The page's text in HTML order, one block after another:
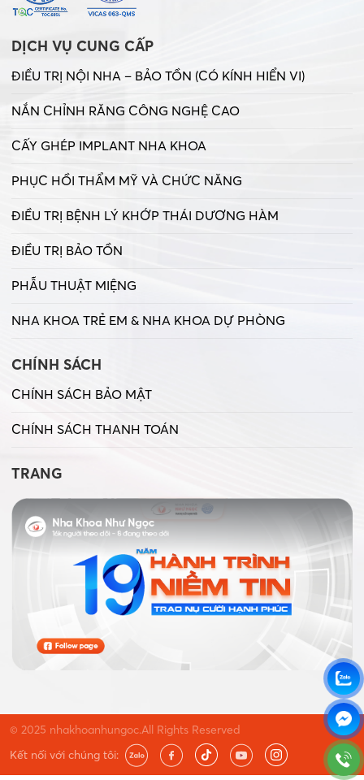
DỊCH VỤ CUNG CẤP
ĐIỀU TRỊ NỘI NHA – BẢO TỒN (CÓ KÍNH HIỂN VI)
NẮN CHỈNH RĂNG CÔNG NGHỆ CAO
CẤY GHÉP IMPLANT NHA KHOA
PHỤC HỒI THẨM MỸ VÀ CHỨC NĂNG
ĐIỀU TRỊ BỆNH LÝ KHỚP THÁI DƯƠNG HÀM
ĐIỀU TRỊ BẢO TỒN
PHẪU THUẬT MIỆNG
NHA KHOA TRẺ EM & NHA KHOA DỰ PHÒNG
CHÍNH SÁCH
CHÍNH SÁCH BẢO MẬT
CHÍNH SÁCH THANH TOÁN
TRANG
© 2025 nhakhoanhungoc.All Rights Reserved
Kết nối với chúng tôi: